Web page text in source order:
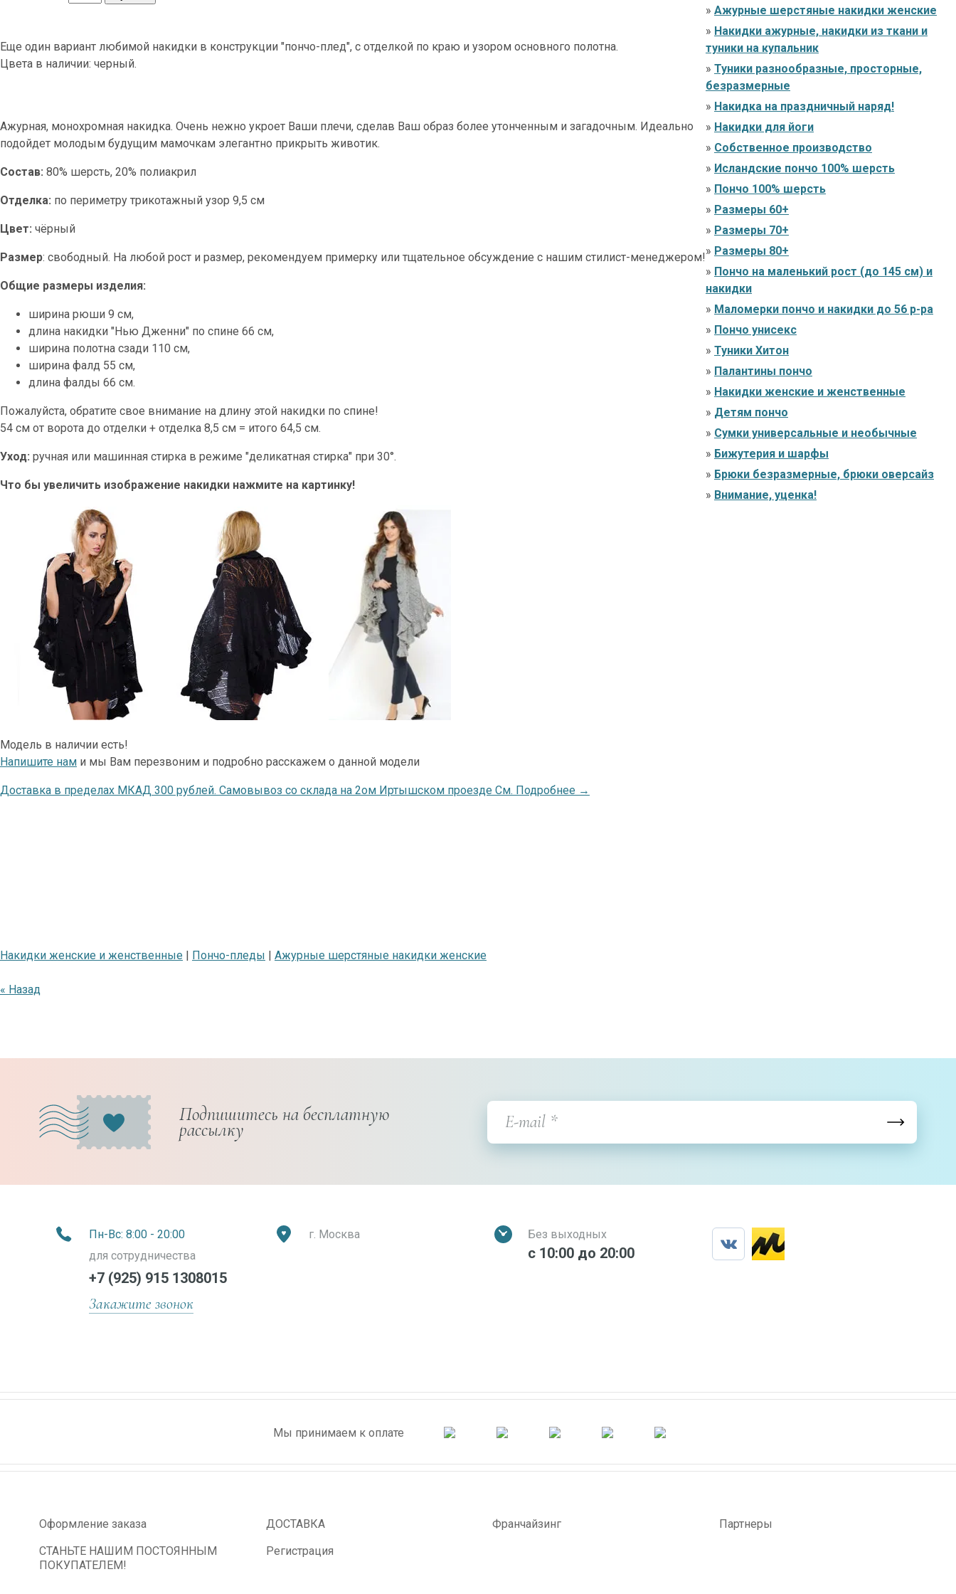
Еще один вариант любимой накидки в конструкции "пончо-плед", с отделкой по краю и узором основного полотна.
Цвета в наличии: черный.
Ажурная, монохромная накидка. Очень нежно укроет Ваши плечи, сделав Ваш образ более утонченным и загадочным. Идеально
подойдет молодым будущим мамочкам элегантно прикрыть животик.
Состав: 80% шерсть, 20% полиакрил
Отделка: по периметру трикотажный узор 9,5 см
Цвет: чёрный
Размер: свободный. На любой рост и размер, рекомендуем примерку или тщательное обсуждение с нашим стилист-менеджером!
Общие размеры изделия:
ширина рюши 9 см,
длина накидки "Нью Дженни" по спине 66 см,
ширина полотна сзади 110 см,
ширина фалд 55 см,
длина фалды 66 см.
Пожалуйста, обратите свое внимание на длину этой накидки по спине!
54 см от ворота до отделки + отделка 8,5 см = итого 64,5 см.
Уход: ручная или машинная стирка в режиме "деликатная стирка" при 30°.
Что бы увеличить изображение накидки нажмите на картинку!
Модель в наличии есть!
Напишите нам и мы Вам перезвоним и подробно расскажем о данной модели
Доставка в пределах МКАД 300 рублей. Самовывоз со склада на 2ом Иртышском проезде См. Подробнее →
Накидки женские и женственные | Пончо-пледы | Ажурные шерстяные накидки женские
» Ажурные шерстяные накидки женские
» Накидки ажурные, накидки из ткани и
туники на купальник
» Туники разнообразные, просторные,
безразмерные
» Накидка на праздничный наряд!
» Накидки для йоги
» Собственное производство
» Исландские пончо 100% шерсть
» Пончо 100% шерсть
» Размеры 60+
» Размеры 70+
» Размеры 80+
» Пончо на маленький рост (до 145 см) и
накидки
» Маломерки пончо и накидки до 56 р-ра
» Пончо унисекс
» Туники Хитон
» Палантины пончо
» Накидки женские и женственные
» Детям пончо
» Сумки универсальные и необычные
» Бижутерия и шарфы
» Брюки безразмерные, брюки оверсайз
» Внимание, уценка!
« Назад
Подпишитесь на бесплатную
рассылку
Пн-Вс: 8:00 - 20:00
для сотрудничества
+7 (925) 915 1308015
Закажите звонок
г. Москва Без выходных
с 10:00 до 20:00
Мы принимаем к оплате
Оформление заказа ДОСТАВКА Франчайзинг
Партнеры
СТАНЬТЕ НАШИМ ПОСТОЯННЫМ
ПОКУПАТЕЛЕМ!
Регистрация